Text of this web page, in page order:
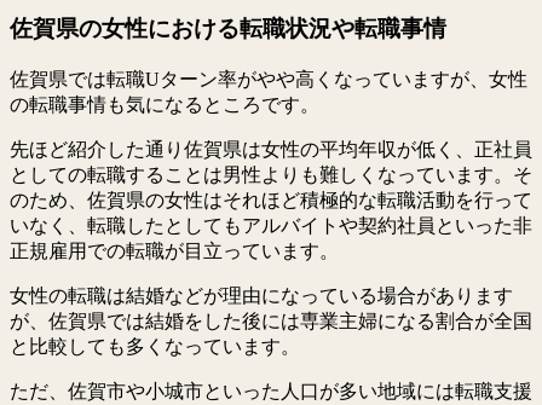
佐賀県の女性における転職状況や転職事情
佐賀県では転職Uターン率がやや高くなっていますが、女性
の転職事情も気になるところです。
先ほど紹介した通り佐賀県は女性の平均年収が低く、正社員
としての転職することは男性よりも難しくなっています。そ
のため、佐賀県の女性はそれほど積極的な転職活動を行って
いなく、転職したとしてもアルバイトや契約社員といった非
正規雇用での転職が目立っています。
女性の転職は結婚などが理由になっている場合があります
が、佐賀県では結婚をした後には専業主婦になる割合が全国
と比較しても多くなっています。
ただ、佐賀市や小城市といった人口が多い地域には転職支援